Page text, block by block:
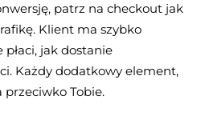
patrz na checkout jak
Klient ma szybko
jak dostanie
Każdy dodatkowy element,
przeciwko Tobie.